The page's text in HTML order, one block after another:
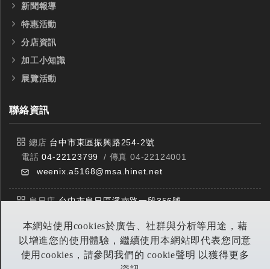
本網站使用cookies於廣告、社群與分析等用途，藉
以增進您的使用體驗，繼續使用本網站即代表您同意
使用cookies，請參閱我們的 cookie聲明 以獲得更多
新聞報導
特惠活動
分店資訊
加工小知識
展覽活動
聯絡資訊
總店 台中市東區振興路254-2號
電話04-22123799
/ 傳真 04-22124001
weenix.a5168@msa.hinet.net
烏日店台中市烏日區溪南路一段356號
豐原店台中市潭子區中山路三段303號
電話04-25314953 / 傳真 04-25314290